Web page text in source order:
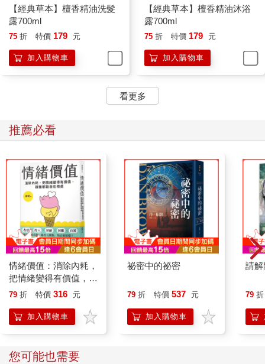
【經典草本】檀香精油洗髮
露700ml
75 折 特價 179 元
加入購物車
【經典草本】檀香精油沐浴
露700ml
75 折 特價 179 元
加入購物車
看更多
推薦必看
情緒價值：消除內耗，
把情緒變得有價值，跟
誰都能自在相處
79 折 特價 316 元
加入購物車
祕密中的祕密
79 折 特價 537 元
加入購物車
請解
79 折
您可能也需要